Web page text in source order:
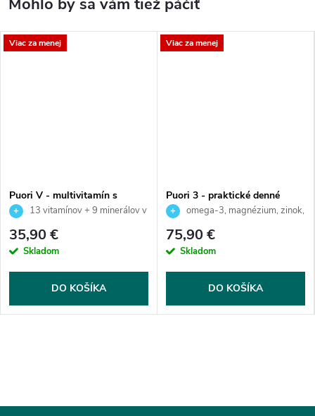
Viac za menej
Puori V - multivitamín s
minerálmi na 60 dní
13 vitamínov + 9 minerálov v
bioaktívnych formách
35,90 €
Skladom
DO KOŠÍKA
Viac za menej
Puori 3 - praktické denné
balenie multinutrientov
omega-3, magnézium, zinok,
vitamín B6 a D3
75,90 €
Skladom
DO KOŠÍKA